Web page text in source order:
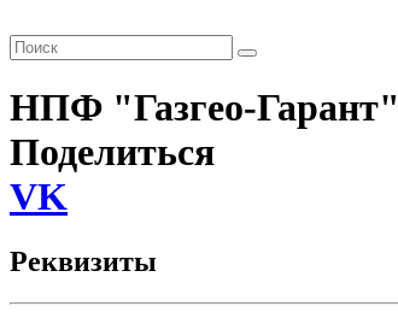
НПФ "Газгео-Гарант"
Поделиться
VK
Реквизиты